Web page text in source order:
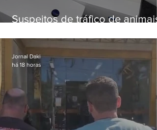
Suspeitos de tráfico de animais
aves
Jornal Daki
há 18 horas